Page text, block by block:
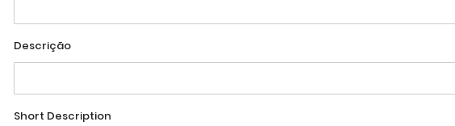
Descrição
Short Description